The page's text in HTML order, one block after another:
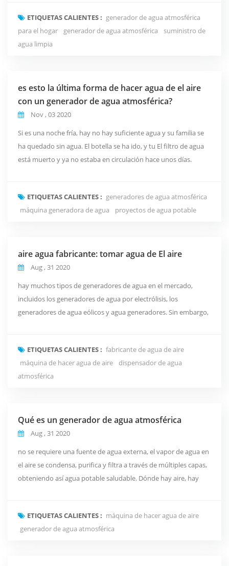
simple vista. Bueno, es en el aire, es en forma de humedad, y la
máquina usted vea aquí,...
ETIQUETAS CALIENTES : generador de agua atmosférica
para el hogar
generador de agua atmosférica
suministro de
agua limpia
es esto la última forma de hacer agua de el aire
con un generador de agua atmosférica?
Nov , 03 2020
Si es una noche fría, hay no hay suficiente agua y su familia se
ha quedado sin agua. El botella se ha ido, y tu El filtro de agua
está muerto y ya no estaba en circulación hace unos días.
tienen algunas otras opciones. Hay ningún lugar para correr,
hay ningún lugar para esconder...
ETIQUETAS CALIENTES : generadores de agua atmosférica
máquina generadora de agua
proyectos de agua potable
aire agua fabricante: tomar agua de El aire
Aug , 31 2020
hay muchos tipos de generadores de agua en el mercado,
incluidos los generadores de agua por electrólisis, los
generadores de agua eólicos y agua generadores. Sin embargo,
es una broma "hacer agua de la nada aire". El La máquina de
agua de aire extrae el aire a través de u...
ETIQUETAS CALIENTES : fabricante de agua de aire
máquina de hacer agua de aire
dispensador de agua
atmosférica
Qué es un generador de agua atmosférica
Aug , 31 2020
no se requiere una fuente de agua externa, el vapor de agua en
el aire se condensa, purifica y filtra a través de múltiples capas,
obteniendo así agua potable saludable. Dónde hay aire, hay
inteligencia artificial tecnología aeroespacial sistema de
filtración por ósmosis inve...
ETIQUETAS CALIENTES : máquina de hacer agua de aire
generador de agua atmosférica